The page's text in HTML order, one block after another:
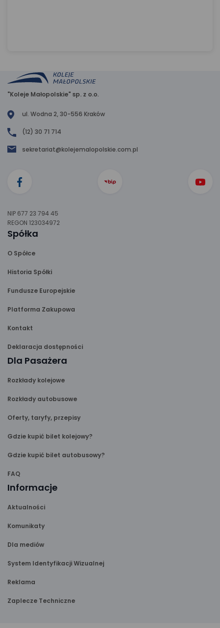
"Koleje Małopolskie" sp. z o.o.
ul. Wodna 2, 30-556 Kraków
(12) 30 71 714
sekretariat@kolejemalopolskie.com.pl
NIP 677 23 794 45
REGON 123034972
Spółka
O Spółce
Historia Spółki
Fundusze Europejskie
Platforma Zakupowa
Kontakt
Deklaracja dostępności
Dla Pasażera
Rozkłady kolejowe
Rozkłady autobusowe
Oferty, taryfy, przepisy
Gdzie kupić bilet kolejowy?
Gdzie kupić bilet autobusowy?
FAQ
Informacje
Aktualności
Komunikaty
Dla mediów
System Identyfikacji Wizualnej
Reklama
Zaplecze Techniczne